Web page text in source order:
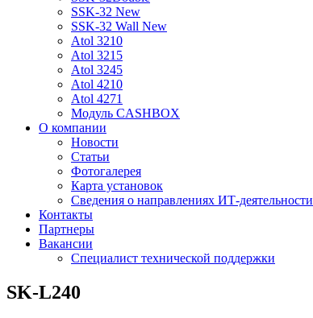
SSK-32 New
SSK-32 Wall New
Atol 3210
Atol 3215
Atol 3245
Atol 4210
Atol 4271
Модуль CASHBOX
О компании
Новости
Статьи
Фотогалерея
Карта установок
Сведения о направлениях ИТ-деятельности
Контакты
Партнеры
Вакансии
Специалист технической поддержки
SK-L240